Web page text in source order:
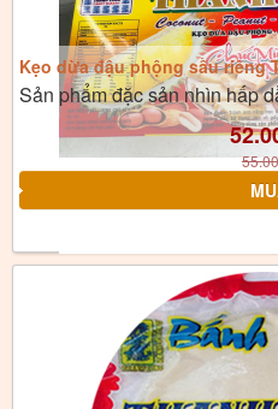
Kẹo dừa đậu phộng sầu riêng
Sản phẩm đặc sản nhìn hấp